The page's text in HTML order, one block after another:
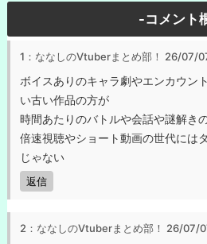
-コメント
1：ななしのVtuberまとめ部！ 26/07/
ボイスありのキャラ劇やエンカウン
い古い作品の方が
時間あたりのバトルや会話や謎解き
倍速視聴やショート動画の世代には
じゃない
返信
2：ななしのVtuberまとめ部！ 26/07/